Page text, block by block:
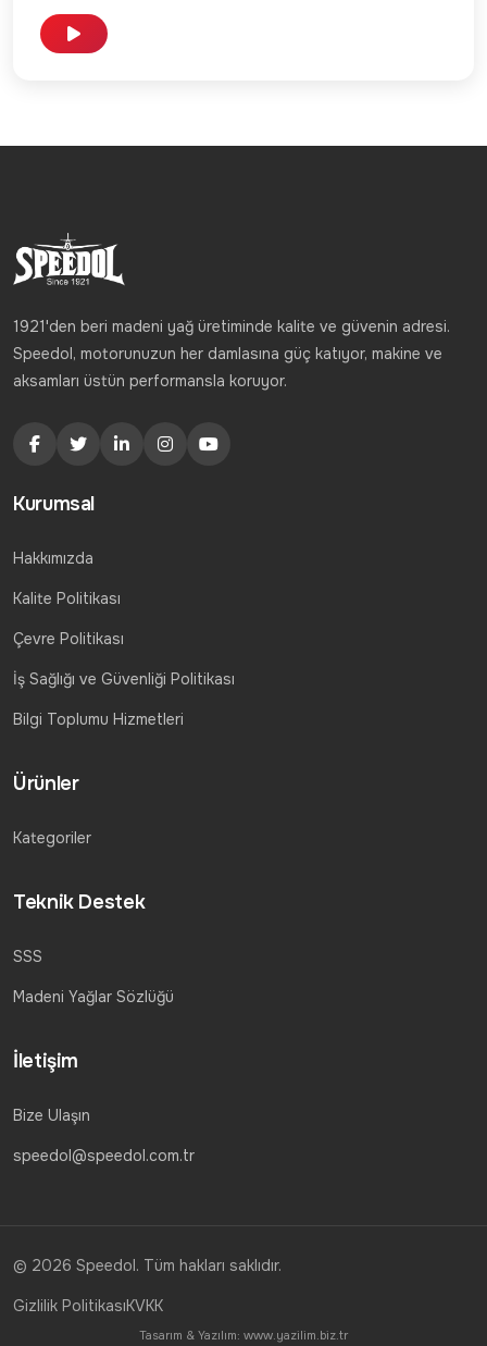
1921'den beri madeni yağ üretiminde kalite ve güvenin adresi.
Speedol, motorunuzun her damlasına güç katıyor, makine ve
aksamları üstün performansla koruyor.
Kurumsal
Hakkımızda
Kalite Politikası
Çevre Politikası
İş Sağlığı ve Güvenliği Politikası
Bilgi Toplumu Hizmetleri
Ürünler
Kategoriler
Teknik Destek
SSS
Madeni Yağlar Sözlüğü
İletişim
Bize Ulaşın
speedol@speedol.com.tr
© 2026 Speedol. Tüm hakları saklıdır.
Gizlilik PolitikasıKVKK
Tasarım & Yazılım: www.yazilim.biz.tr